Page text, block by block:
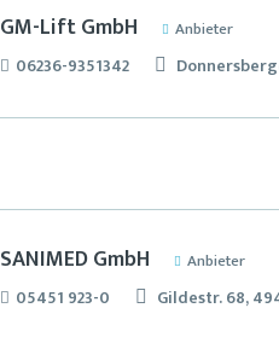
GM-Lift GmbH Anbieter
06236-9351342
SANIMED GmbH Anbieter
05451 923-0 Gildestr. 68,